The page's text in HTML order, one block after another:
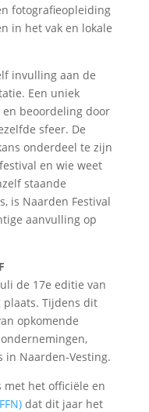
fotografieopleiding
in het vak en lokale
invulling aan de
Een uniek
beoordeling door
sfeer. De
onderdeel te zijn
en wie weet
staande
is Naarden Festival
aanvulling op
de 17e editie van
plaats. Tijdens dit
opkomende
in Naarden-Vesting.
met het officiële en
dat dit jaar het